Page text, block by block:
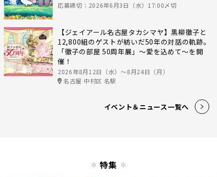
応募締切：2026年6月3日（水）17:00〆切
【ジェイアール名古屋タカシマヤ】黒柳徹子と
12,800組のゲストが紡いだ50年の対話の軌跡。
「徹子の部屋 50周年展」～愛を込めて～を開
催！
2026年8月12日（水）〜8月24日（月）
名古屋 中村区 名駅
イベント＆ニュース一覧へ
特集